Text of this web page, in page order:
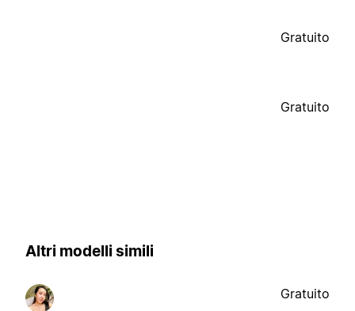
Gratuito
Gratuito
Altri modelli simili
Gratuito